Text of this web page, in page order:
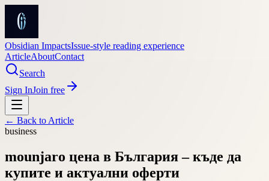
Obsidian ImpactsIssue-style reading experience
ArticleAboutContact
Search
Sign InJoin free
← Back to Article
business
mounjaro цена в България – къде да
купите и актуални оферти